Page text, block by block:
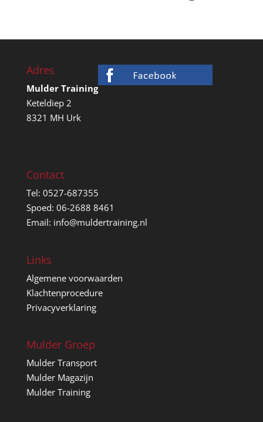
Adres
Mulder Training
Keteldiep 2
8321 MH Urk
Contact
Tel: 0527-687355
Spoed: 06-2688 8461
Email: info@muldertraining.nl
Links
Algemene voorwaarden
Klachtenprocedure
Privacyverklaring
Mulder Groep
Mulder Transport
Mulder Magazijn
Mulder Training